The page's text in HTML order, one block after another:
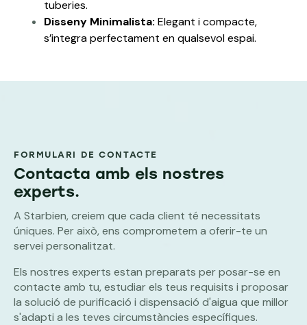
tuberies.
Disseny Minimalista: Elegant i compacte,
s’integra perfectament en qualsevol espai.
FORMULARI DE CONTACTE
Contacta amb els nostres
experts.
A Starbien, creiem que cada client té necessitats
úniques. Per això, ens comprometem a oferir-te un
servei personalitzat.
Els nostres experts estan preparats per posar-se en
contacte amb tu, estudiar els teus requisits i proposar
la solució de purificació i dispensació d'aigua que millor
s'adapti a les teves circumstàncies específiques.